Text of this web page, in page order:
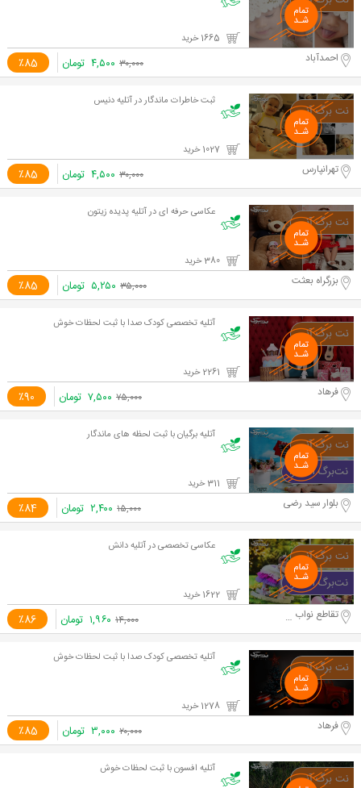
٪85 احمدآباد ۳۰,۰۰۰ ۴,۵۰۰ تومان
ثبت خاطرات ماندگار در آتلیه دنیس
٪85 تهرانپارس ۳۰,۰۰۰ ۴,۵۰۰ تومان
عکاسی حرفه ای در آتلیه پدیده زیتون
٪85 بزرگراه بعثت ۳۵,۰۰۰ ۵,۲۵۰ تومان
آتلیه تخصصی کودک صدا با ثبت لحظات خوش
٪90 فرهاد ۷۵,۰۰۰ ۷,۵۰۰ تومان
آتلیه برگیان با ثبت لحظه های ماندگار
٪84 بلوار سید رضی ۱۵,۰۰۰ ۲,۴۰۰ تومان
عکاسی تخصصی در آتلیه دانش
٪86 تقاطع نواب و آزادی ۱۴,۰۰۰ ۱,۹۶۰ تومان
آتلیه تخصصی کودک صدا با ثبت لحظات خوش
٪85 فرهاد ۲۰,۰۰۰ ۳,۰۰۰ تومان
آتلیه افسون با ثبت لحظات خوش